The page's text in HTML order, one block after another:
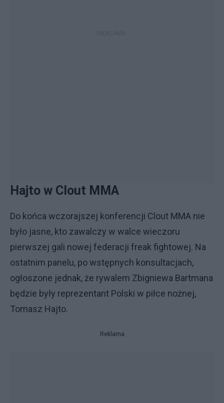
Hajto w Clout MMA
Do końca wczorajszej konferencji Clout MMA nie
było jasne, kto zawalczy w walce wieczoru
pierwszej gali nowej federacji freak fightowej. Na
ostatnim panelu, po wstępnych konsultacjach,
ogłoszone jednak, że rywalem Zbigniewa Bartmana
będzie były reprezentant Polski w piłce nożnej,
Tomasz Hajto.
Reklama